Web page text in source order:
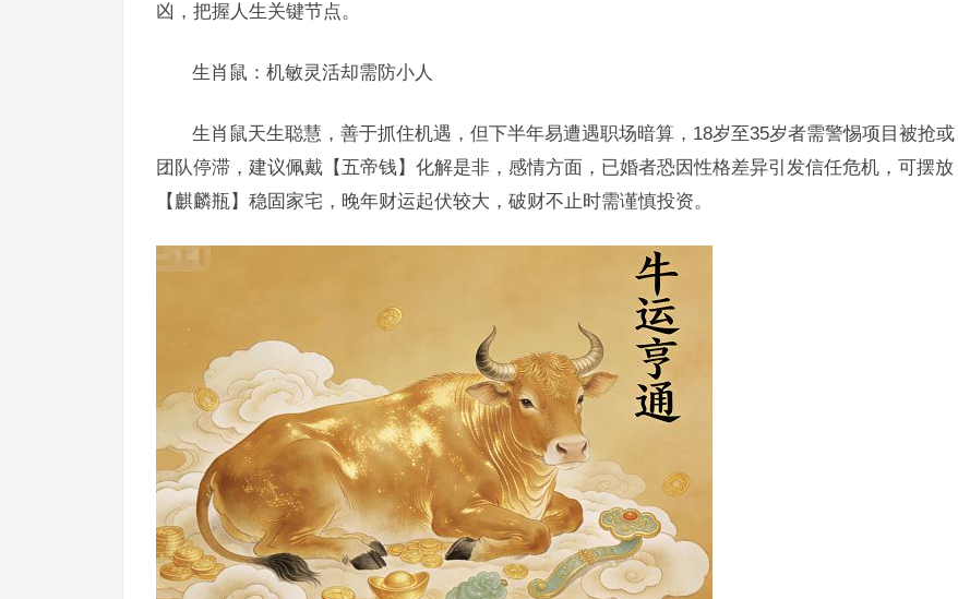
凶，把握人生关键节点。
生肖鼠：机敏灵活却需防小人
生肖鼠天生聪慧，善于抓住机遇，但下半年易遭遇职场暗算，18岁至35岁者需警惕项目被抢或
团队停滞，建议佩戴【五帝钱】化解是非，感情方面，已婚者恐因性格差异引发信任危机，可摆放
【麒麟瓶】稳固家宅，晚年财运起伏较大，破财不止时需谨慎投资。